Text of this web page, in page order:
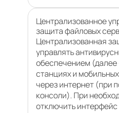
Централизованное
защита файловых
Централизованная
управлять
обеспечением
станциях и
через интернет (при
консоли). При
отключить интерфейс